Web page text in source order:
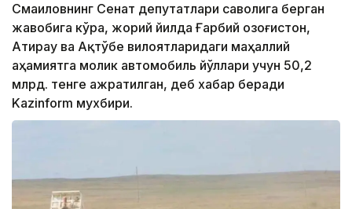
Смаиловнинг Сенат депутатлари саволига берган
жавобига кўра, жорий йилда Ғарбий Қозоғистон,
Атирау ва Ақтўбе вилоятларидаги маҳаллий
аҳамиятга молик автомобиль йўллари учун 50,2
млрд. тенге ажратилган, деб хабар беради
Kazinform мухбири.